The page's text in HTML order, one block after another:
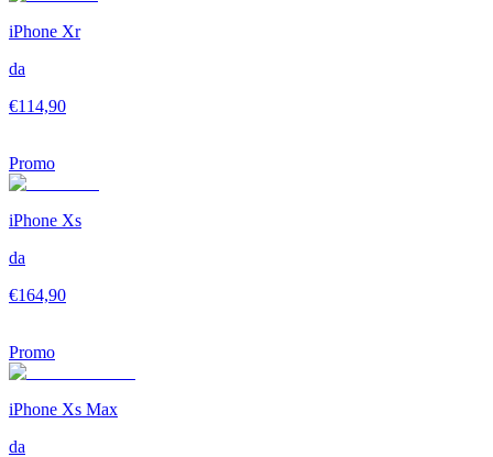
iPhone Xr
da
€114,90
Promo
iPhone Xs
da
€164,90
Promo
iPhone Xs Max
da